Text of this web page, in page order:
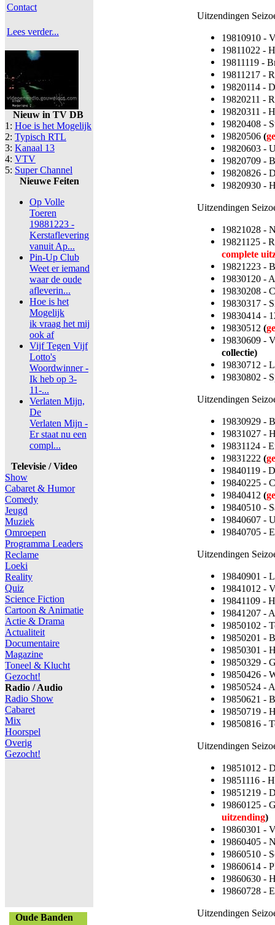
Contact
Lees verder...
Nieuw in TV DB
1: Hoe is het Mogelijk
2: Typisch RTL
3: Kanaal 13
4: VTV
5: Super Channel
Nieuwe Feiten
Op Volle
Toeren
19881223 -
Kerstaflevering
vanuit Ap...
Pin-Up Club
Weet er iemand
waar de oude
afleverin...
Hoe is het
Mogelijk
ik vraag het mij
ook af
Vijf Tegen Vijf
Lotto's
Woordwinner -
Ik heb op 3-
11-...
Verlaten Mijn,
De
Verlaten Mijn -
Er staat nu een
compl...
Televisie / Video
Show
Cabaret & Humor
Comedy
Jeugd
Muziek
Omroepen
Programma Leaders
Reclame
Loeki
Reality
Quiz
Science Fiction
Cartoon & Animatie
Actie & Drama
Actualiteit
Documentaire
Magazine
Toneel & Klucht
Gezocht!
Radio / Audio
Radio Show
Cabaret
Mix
Hoorspel
Overig
Gezocht!
Oude Banden
Uitzendingen
19810910 -
19811022 -
19811119 -
19811217 -
19820114 -
19820211 -
19820311 -
19820408 -
19820506 (
19820603 -
19820709 -
19820826 -
19820930 -
Uitzendingen
19821028 -
19821125 -
complete
19821223 -
19830120 -
19830208 -
19830317 -
19830414 -
19830512 (
19830609 -
collectie)
19830712 -
19830802 -
Uitzendingen
19830929 -
19831027 -
19831124 -
19831222 (
19840119 -
19840225 -
19840412 (
19840510 -
19840607 -
19840705 -
Uitzendingen
19840901 -
19841012 -
19841109 -
19841207 -
19850102 -
19850201 -
19850301 -
19850329 -
19850426 -
19850524 -
19850621 -
19850719 -
19850816 -
Uitzendingen
19851012 -
19851116 -
19851219 -
19860125 -
uitzending)
19860301 -
19860405 -
19860510 -
19860614 -
19860630 -
19860728 -
Uitzendingen